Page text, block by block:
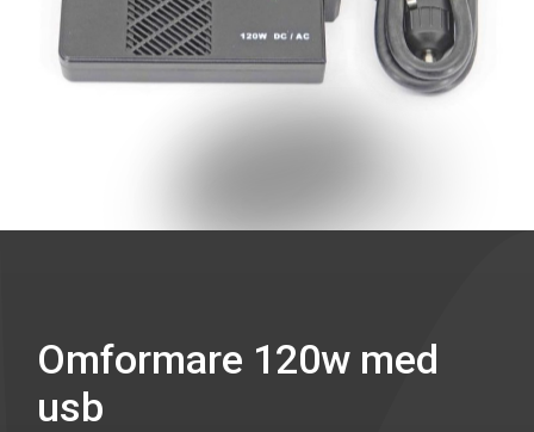
Omformare 120w med
usb